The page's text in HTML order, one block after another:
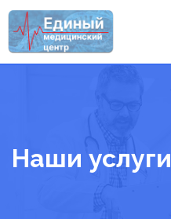
Skip
to
content
Наши услуги